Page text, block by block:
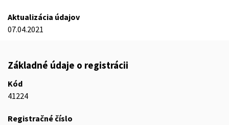
Aktualizácia údajov
07.04.2021
Základné údaje o registrácii
Kód
41224
Registračné číslo